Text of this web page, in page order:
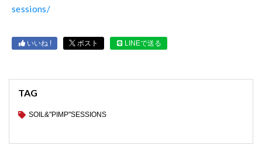
sessions/
いいね ! ポスト LINEで送る
TAG
SOIL&"PIMP"SESSIONS